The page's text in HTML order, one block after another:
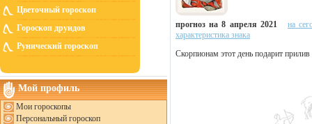
Цветочный гороскоп
Гороскоп друидов
Рунический гороскоп
Мой профиль
Мои гороскопы
Персональный гороскоп
прогноз на 8 апреля 2021
на
характеристика знака
Скорпионам этот день подарит